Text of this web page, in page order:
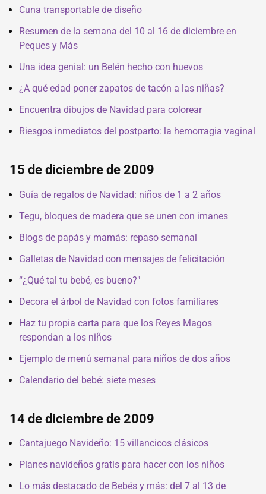
Cuna transportable de diseño
Resumen de la semana del 10 al 16 de diciembre en
Peques y Más
Una idea genial: un Belén hecho con huevos
¿A qué edad poner zapatos de tacón a las niñas?
Encuentra dibujos de Navidad para colorear
Riesgos inmediatos del postparto: la hemorragia vaginal
15 de diciembre de 2009
Guía de regalos de Navidad: niños de 1 a 2 años
Tegu, bloques de madera que se unen con imanes
Blogs de papás y mamás: repaso semanal
Galletas de Navidad con mensajes de felicitación
“¿Qué tal tu bebé, es bueno?"
Decora el árbol de Navidad con fotos familiares
Haz tu propia carta para que los Reyes Magos
respondan a los niños
Ejemplo de menú semanal para niños de dos años
Calendario del bebé: siete meses
14 de diciembre de 2009
Cantajuego Navideño: 15 villancicos clásicos
Planes navideños gratis para hacer con los niños
Lo más destacado de Bebés y más: del 7 al 13 de